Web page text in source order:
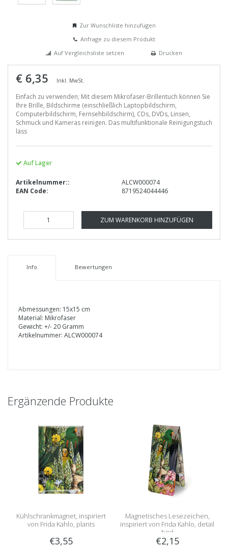
Zur Wunschliste hinzufügen
Anfrage zu diesem Produkt
Auf Vergleichsliste setzen
Drucken
€ 6,35 Inkl. MwSt.
Einfach zu verwenden; Mit diesem Mikrofaser-Brillentuch können Sie
Ihre Brille, Bildschirme (einschließlich Laptopbildschirm,
Computerbildschirm, Fernsehbildschirm), CDs, DVDs, Linsen,
Schmuck und Kameras reinigen. Das multifunktionale Reinigungstuch
läss
Auf Lager
Artikelnummer::
ALCW000074
EAN Code:
8719524044446
ZUM WARENKORB HINZUFÜGEN
Info Bewertungen
Abmessungen: 15x15 cm
Material: Mikrofaser
Gewicht: +/- 20 Gramm
Artikelnummer: ALCW000074
Ergänzende Produkte
Kühlschrankmagnet, inspiriert
von Frida Kahlo, plants
€3,55
Magnetisches Lesezeichen,
inspiriert von Frida Kahlo, detail
bird
€2,15